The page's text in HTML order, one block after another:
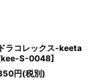
ドラコレックス-keeta
kee-S-0048]
円(税別)